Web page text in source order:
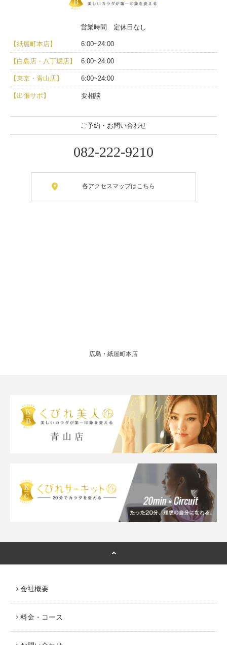
営業時間 定休日なし
【紙屋町本店】 6:00~24:00
【白島店・八丁堀店】 6:00~24:00
【東京・青山店】 6:00~24:00
【出張サポ】 要相談
ご予約・お問い合わせ
082-222-9210
各アクセスマップはこちら
広島・紙屋町本店
会社概要
料金・コース